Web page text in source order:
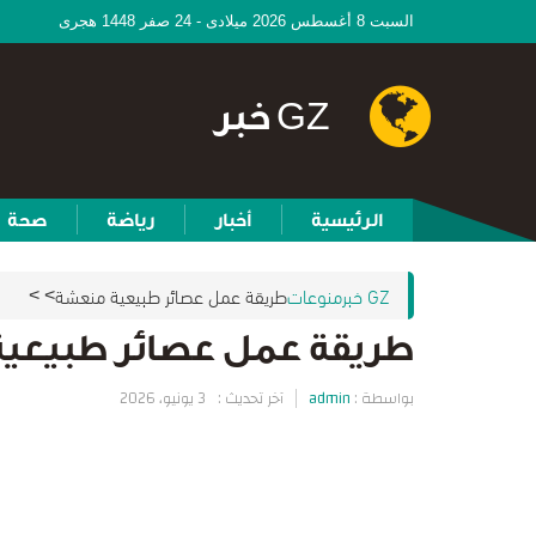
السبت 8 أغسطس 2026 ميلادى - 24 صفر 1448 هجرى
GZ خبر
الرئيسية أخبار رياضة صحة
GZ خبر > منوعات > طريقة عمل عصائر طبيعية منعشة
طريقة عمل عصائر
بواسطة : admin آخر تحديث : 3 يونيو، 2026